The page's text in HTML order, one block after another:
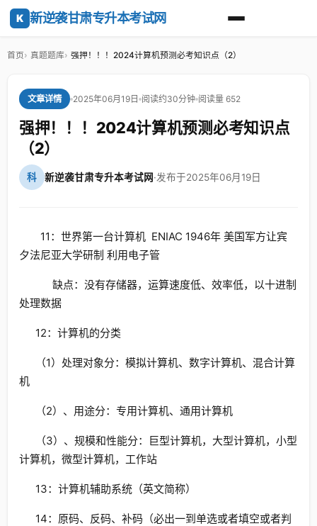
K 新逆袭甘肃专升本考试网
首页 真题题库 强押！！！2024计算机预测必考知识点（2）
文章详情 2025年06月19日 阅读约30分钟 阅读量 652
强押！！！2024计算机预测必考知识点
（2）
科 新逆袭甘肃专升本考试网·发布于2025年06月19日
11：世界第一台计算机 ENIAC 1946年 美国军方让宾
夕法尼亚大学研制 利用电子管
缺点：没有存储器，运算速度低、效率低，以十进制
处理数据
12：计算机的分类
（1）处理对象分：模拟计算机、数字计算机、混合计算
机
（2）、用途分：专用计算机、通用计算机
（3）、规模和性能分：巨型计算机，大型计算机，小型
计算机，微型计算机，工作站
13：计算机辅助系统（英文简称）
14：原码、反码、补码（必出一到单选或者填空或者判